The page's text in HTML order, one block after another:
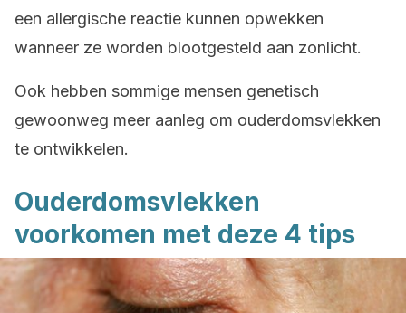
een allergische reactie kunnen opwekken
wanneer ze worden blootgesteld aan zonlicht.
Ook hebben sommige mensen genetisch
gewoonweg meer aanleg om ouderdomsvlekken
te ontwikkelen.
Ouderdomsvlekken
voorkomen met deze 4 tips